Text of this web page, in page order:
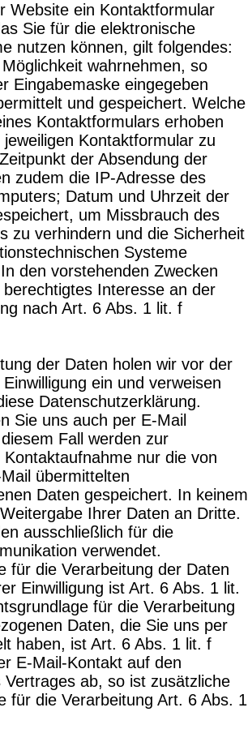
Website ein Kontaktformular
Sie für die elektronische
nutzen können, gilt folgendes:
wahrnehmen, so
Eingabemaske eingegeben
und gespeichert. Welche
Kontaktformulars erhoben
Kontaktformular zu
der Absendung der
zudem die IP-Adresse des
Datum und Uhrzeit der
um Missbrauch des
zu verhindern und die Sicherheit
Systeme
den vorstehenden Zwecken
berechtigtes Interesse an der
nach Art. 6 Abs. 1 lit. f
der Daten holen wir vor der
ein und verweisen
Datenschutzerklärung.
Sie uns auch per E-Mail
Fall werden zur
nur die von
übermittelten
Daten gespeichert. In keinem
Ihrer Daten an Dritte.
ausschließlich für die
verwendet.
für die Verarbeitung der Daten
Einwilligung ist Art. 6 Abs. 1 lit.
für die Verarbeitung
Daten, die Sie uns per
haben, ist Art. 6 Abs. 1 lit. f
E-Mail-Kontakt auf den
Vertrages ab, so ist zusätzliche
für die Verarbeitung Art. 6 Abs. 1